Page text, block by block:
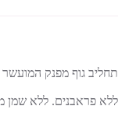
תחליב גוף מפנק
ללא פראבנים. ללא שמן